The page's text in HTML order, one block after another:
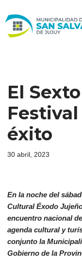
al
El
éxito
30 abril, 2023
En la noche del
Cultural Éxodo
encuentro nacional
agenda cultural y
conjunto la
Gobierno de la